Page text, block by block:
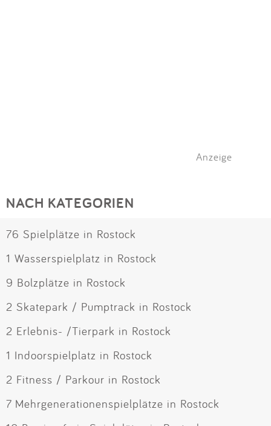
Anzeige
NACH KATEGORIEN
76 Spielplätze in Rostock
1 Wasserspielplatz in Rostock
9 Bolzplätze in Rostock
2 Skatepark / Pumptrack in Rostock
2 Erlebnis- /Tierpark in Rostock
1 Indoorspielplatz in Rostock
2 Fitness / Parkour in Rostock
7 Mehrgenerationenspielplätze in Rostock